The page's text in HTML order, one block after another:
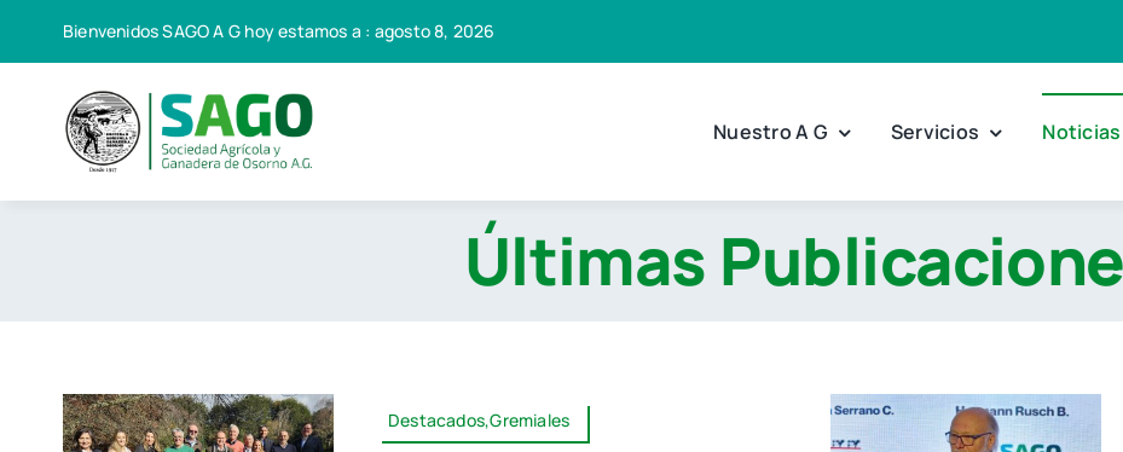
Bienvenidos SAGO A G hoy estamos a : agosto 8, 2026
Nuestro A G Servicios Noticias
Últimas
Destacados,Gremiales